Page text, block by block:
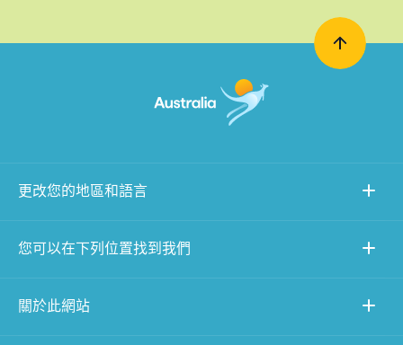
更改您的地區和語言
您可以在下列位置找到我們
關於此網站